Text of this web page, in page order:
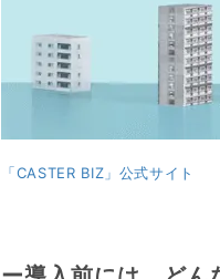
「CASTER BIZ」公式サイト